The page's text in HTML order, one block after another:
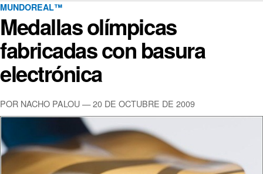
MUNDOREAL™
Medallas olímpicas
fabricadas con basura
electrónica
POR NACHO PALOU — 20 DE OCTUBRE DE 2009